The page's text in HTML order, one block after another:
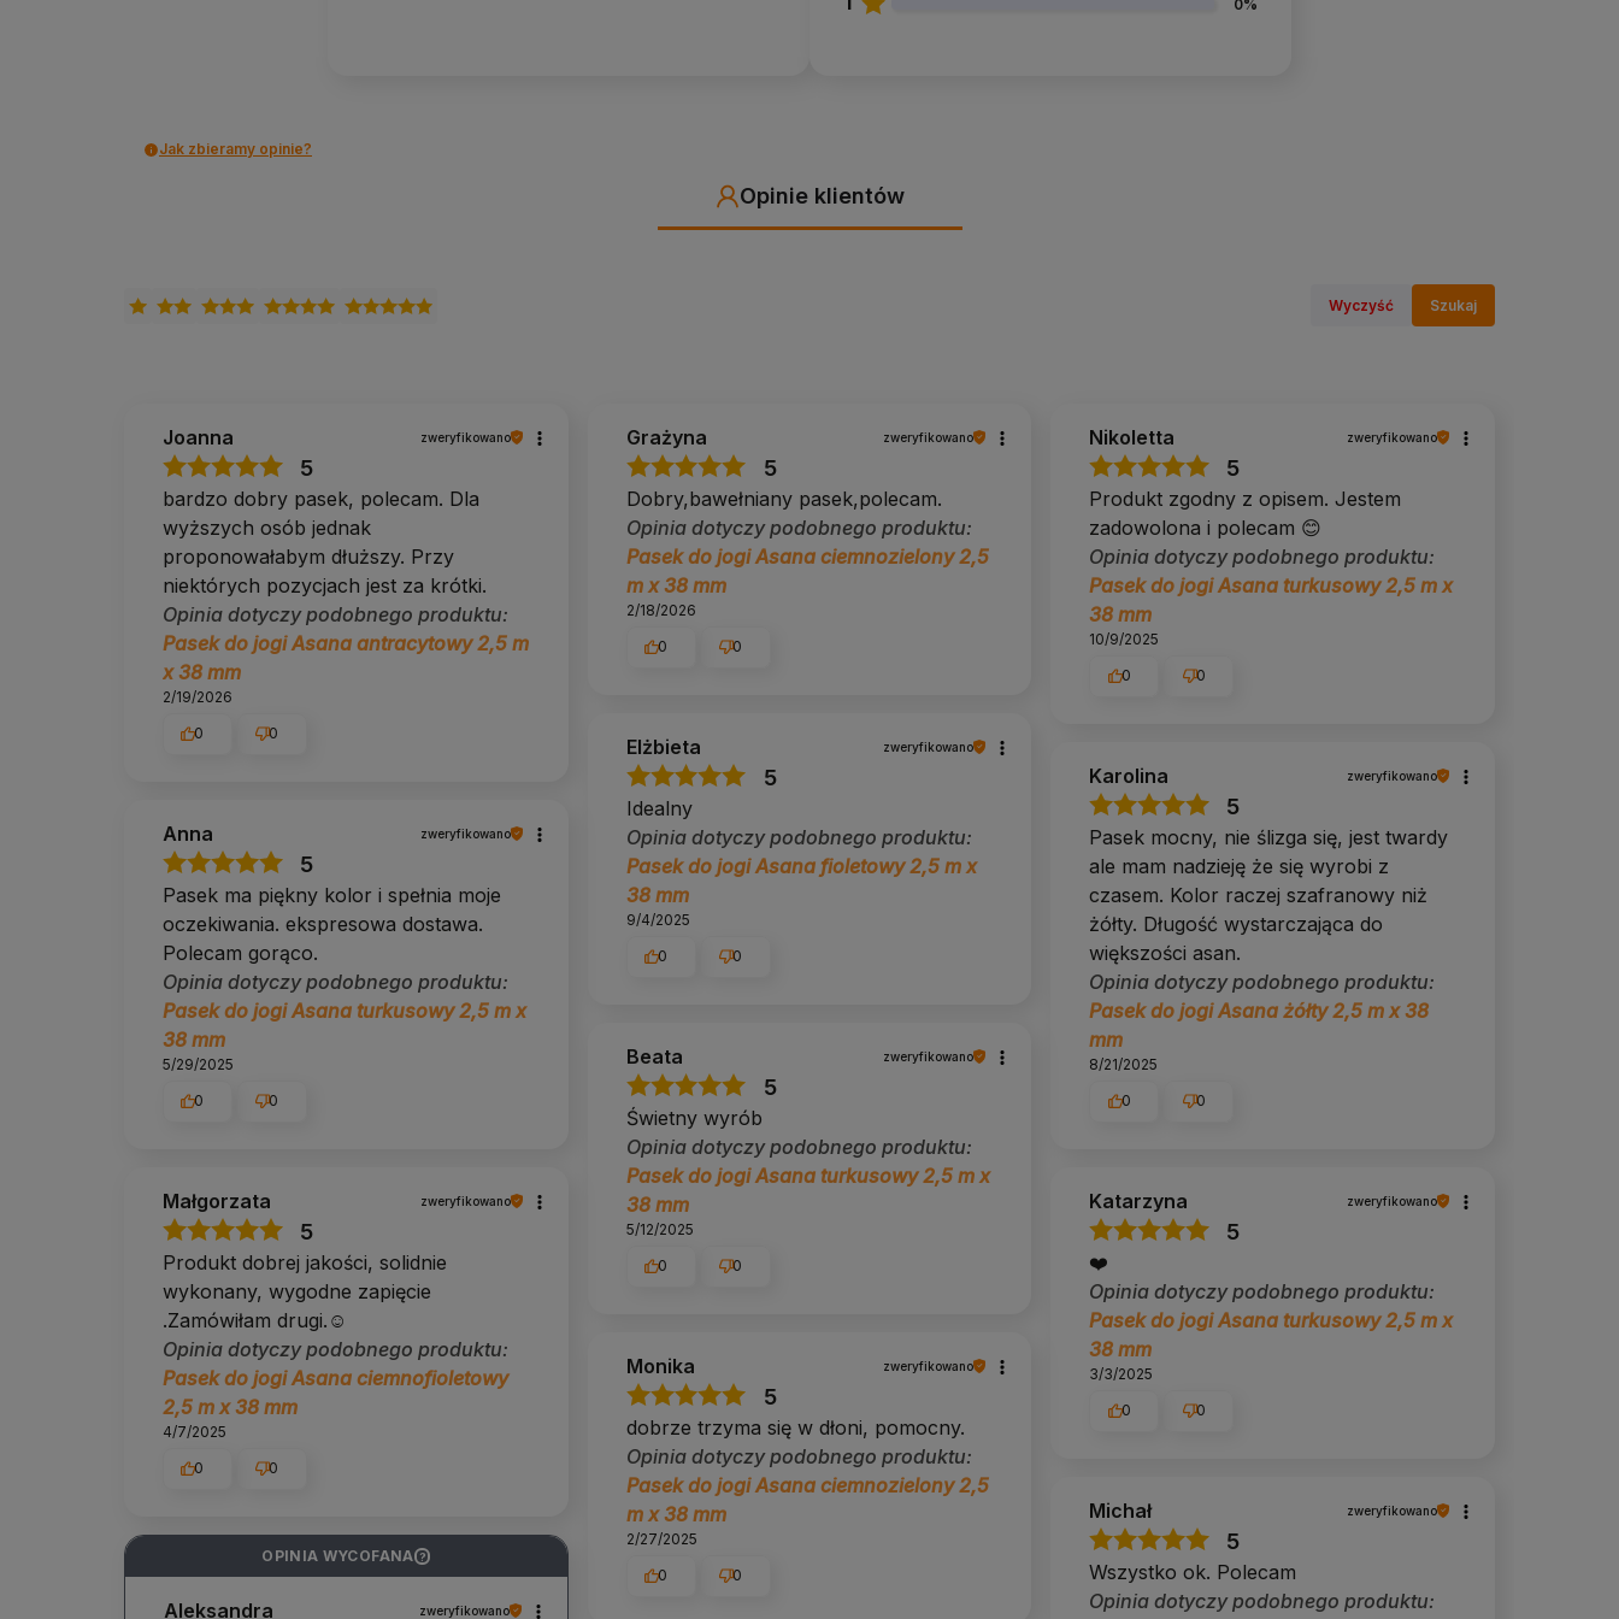
Tak. To jedno z pierwszych akcesoriów, po jakie warto sięgnąć. Pomaga bezpiecznie pogłębiać skłony i
Od 2014 roku doradzamy w doborze sprzętu do jogi i pilatesu. Klienci często pytają nas, jaką szerokość i
zapięcie paska wybrać, a po naszym bezpłatnym doradztwie zwroty zdarzają się naprawdę rzadko. Zanim
kupisz, możesz do nas napisać lub zadzwonić.
Kolor / wzór
Wariant Morski . głęboki niebieskozielony. Pozostałe cechy są wspólne dla wszystkich wariantów tego
modelu.
O Yoga Bazar
sprzęt o najlepszym stosunku ceny do jakości i doradzamy, co sprawdzi się w Twojej praktyce. Obsługujemy
praktykujących indywidualnie, a także studia, hotele i firmy. Blisko 19 000 opinii klientów (ocena 4,9) i
bezpłatne doradztwo telefoniczne oraz mailowe to nasz sposób na to, żeby zakup był pewną decyzją.
Yoga Bazar to specjaliści od
, w naszej ofercie znajdziesz ich ponad 200 rodzajów:maty do jogi
W naszej ofercie znajdziesz także:
klocki do jogi
paski do jogi
wałki do jogi
inne akcesoria do jogi
W razie pytań napisz lub zadzwoń do nas
0%
Jak zbieramy opinie?
Opinie klientów
Wyczyść Szukaj
Joanna zweryfikowano
5
bardzo dobry pasek, polecam. Dla
wyższych osób jednak
proponowałabym dłuższy. Przy
niektórych pozycjach jest za krótki.
Opinia dotyczy podobnego produktu:
Pasek do jogi Asana antracytowy 2,5 m
x 38 mm
2/19/2026
0 0
Grażyna zweryfikowano
5
Dobry,bawełniany pasek,polecam.
Opinia dotyczy podobnego produktu:
Pasek do jogi Asana ciemnozielony 2,5
m x 38 mm
2/18/2026
0 0
Nikoletta zweryfikowano
5
Produkt zgodny z opisem. Jestem
zadowolona i polecam 😊
Opinia dotyczy podobnego produktu:
Pasek do jogi Asana turkusowy 2,5 m x
38 mm
10/9/2025
0 0
Elżbieta zweryfikowano
5
Idealny
Opinia dotyczy podobnego produktu:
Pasek do jogi Asana fioletowy 2,5 m x
38 mm
9/4/2025
0 0
Karolina zweryfikowano
5
Pasek mocny, nie ślizga się, jest twardy
ale mam nadzieję że się wyrobi z
czasem. Kolor raczej szafranowy niż
żółty. Długość wystarczająca do
większości asan.
Opinia dotyczy podobnego produktu:
Pasek do jogi Asana żółty 2,5 m x 38
mm
8/21/2025
0 0
Anna zweryfikowano
5
Pasek ma piękny kolor i spełnia moje
oczekiwania. ekspresowa dostawa.
Polecam gorąco.
Opinia dotyczy podobnego produktu:
Pasek do jogi Asana turkusowy 2,5 m x
38 mm
5/29/2025
0 0
Beata zweryfikowano
5
Świetny wyrób
Opinia dotyczy podobnego produktu:
Pasek do jogi Asana turkusowy 2,5 m x
38 mm
5/12/2025
0 0
Małgorzata zweryfikowano
5
Produkt dobrej jakości, solidnie
wykonany, wygodne zapięcie
.Zamówiłam drugi.☺️
Opinia dotyczy podobnego produktu:
Pasek do jogi Asana ciemnofioletowy
2,5 m x 38 mm
4/7/2025
0 0
Katarzyna zweryfikowano
5
❤️
Opinia dotyczy podobnego produktu:
Pasek do jogi Asana turkusowy 2,5 m x
38 mm
3/3/2025
0 0
Monika zweryfikowano
5
dobrze trzyma się w dłoni, pomocny.
Opinia dotyczy podobnego produktu:
Pasek do jogi Asana ciemnozielony 2,5
m x 38 mm
2/27/2025
0 0
Michał zweryfikowano
5
Wszystko ok. Polecam
Opinia dotyczy podobnego produktu:
OPINIA WYCOFANA ?
Aleksandra zweryfikowano